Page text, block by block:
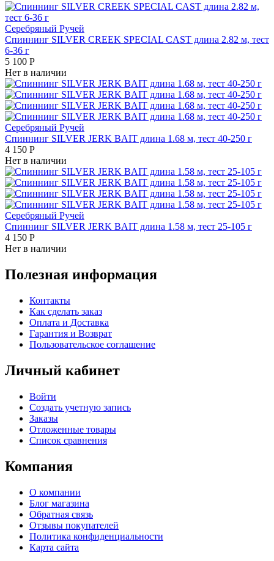
Серебряный Ручей
Спиннинг SILVER CREEK SPECIAL CAST длина 2.82 м, тест
6-36 г
5 100 Р
Нет в наличии
Серебряный Ручей
Спиннинг SILVER JERK BAIT длина 1.68 м, тест 40-250 г
4 150 Р
Нет в наличии
Серебряный Ручей
Спиннинг SILVER JERK BAIT длина 1.58 м, тест 25-105 г
4 150 Р
Нет в наличии
Полезная информация
Контакты
Как сделать заказ
Оплата и Доставка
Гарантия и Возврат
Пользовательское соглашение
Личный кабинет
Войти
Создать учетную запись
Заказы
Отложенные товары
Список сравнения
Компания
О компании
Блог магазина
Обратная связь
Отзывы покупателей
Политика конфиденциальности
Карта сайта